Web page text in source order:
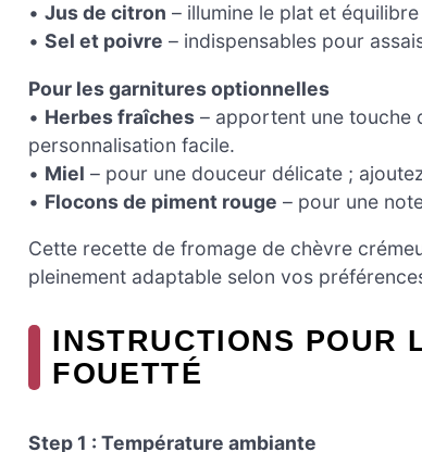
• Jus de citron – illumine le plat et
• Sel et poivre – indispensables pour
Pour les garnitures optionnelles
• Herbes fraîches – apportent une touche
personnalisation facile.
• Miel – pour une douceur délicate ;
• Flocons de piment rouge – pour une
Cette recette de fromage de chèvre
pleinement adaptable selon vos
INSTRUCTIONS POUR
FOUETTÉ
Step 1 : Température ambiante